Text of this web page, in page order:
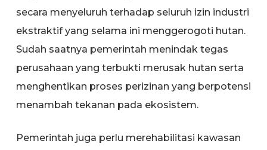
secara menyeluruh terhadap seluruh izin industri
ekstraktif yang selama ini menggerogoti hutan.
Sudah saatnya pemerintah menindak tegas
perusahaan yang terbukti merusak hutan serta
menghentikan proses perizinan yang berpotensi
menambah tekanan pada ekosistem.
Pemerintah juga perlu merehabilitasi kawasan